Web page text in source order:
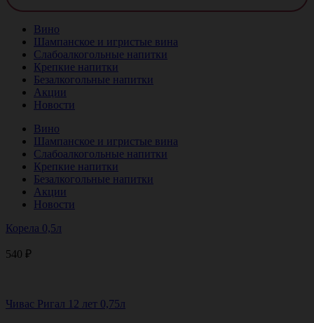
Вино
Шампанское и игристые вина
Слабоалкогольные напитки
Крепкие напитки
Безалкогольные напитки
Акции
Новости
Вино
Шампанское и игристые вина
Слабоалкогольные напитки
Крепкие напитки
Безалкогольные напитки
Акции
Новости
Корела 0,5л
540 ₽
Чивас Ригал 12 лет 0,75л